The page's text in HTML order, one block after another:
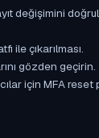
değişimini
ile çıkarılması.
gözden geçirin.
için MFA reset